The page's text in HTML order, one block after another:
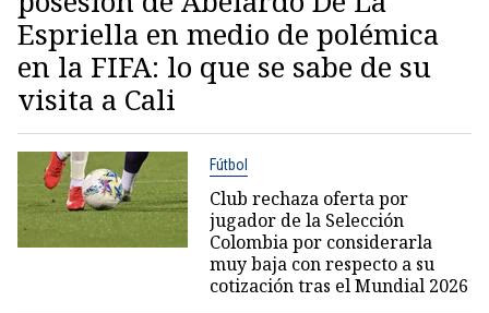
Espriella en medio de polémica
en la FIFA: lo que se sabe de su
visita a Cali
Fútbol
Club rechaza oferta por
jugador de la Selección
Colombia por considerarla
muy baja con respecto a su
cotización tras el Mundial 2026